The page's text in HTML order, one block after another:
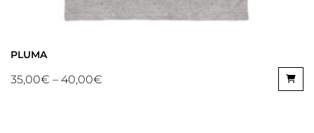
PLUMA
35,00€ – 40,00€